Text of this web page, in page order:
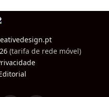
(tarifa de rede móvel)